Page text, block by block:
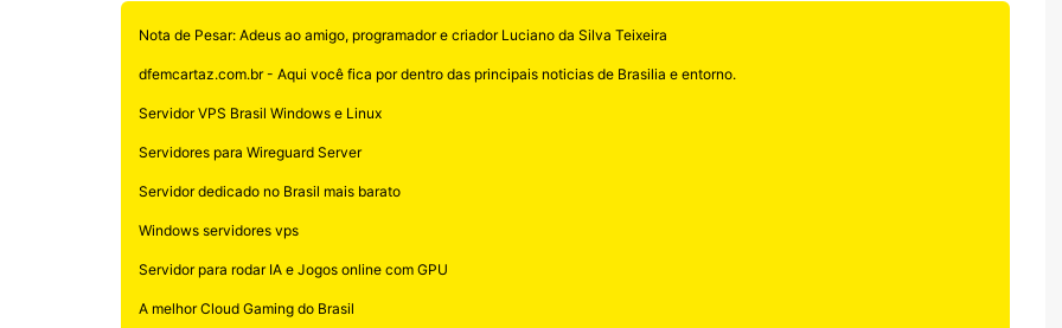
Nota de Pesar: Adeus ao amigo, programador e criador Luciano da Silva Teixeira
dfemcartaz.com.br - Aqui você fica por dentro das principais noticias de Brasilia e entorno.
Servidor VPS Brasil Windows e Linux
Servidores para Wireguard Server
Servidor dedicado no Brasil mais barato
Windows servidores vps
Servidor para rodar IA e Jogos online com GPU
A melhor Cloud Gaming do Brasil